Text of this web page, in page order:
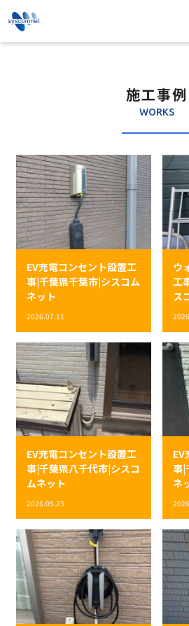
施工事例
WORKS
EV充電コンセント設置工
事|千葉県千葉市|シスコム
ネット
2026.07.11
ウ
工
ス
EV充電コンセント設置工
事|千葉県八千代市|シスコ
ムネット
2026.05.23
EV
事|
ネ